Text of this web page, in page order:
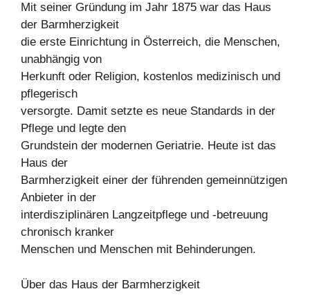
Mit seiner Gründung im Jahr 1875 war das Haus
der Barmherzigkeit
die erste Einrichtung in Österreich, die Menschen,
unabhängig von
Herkunft oder Religion, kostenlos medizinisch und
pflegerisch
versorgte. Damit setzte es neue Standards in der
Pflege und legte den
Grundstein der modernen Geriatrie. Heute ist das
Haus der
Barmherzigkeit einer der führenden gemeinnützigen
Anbieter in der
interdisziplinären Langzeitpflege und -betreuung
chronisch kranker
Menschen und Menschen mit Behinderungen.
Über das Haus der Barmherzigkeit